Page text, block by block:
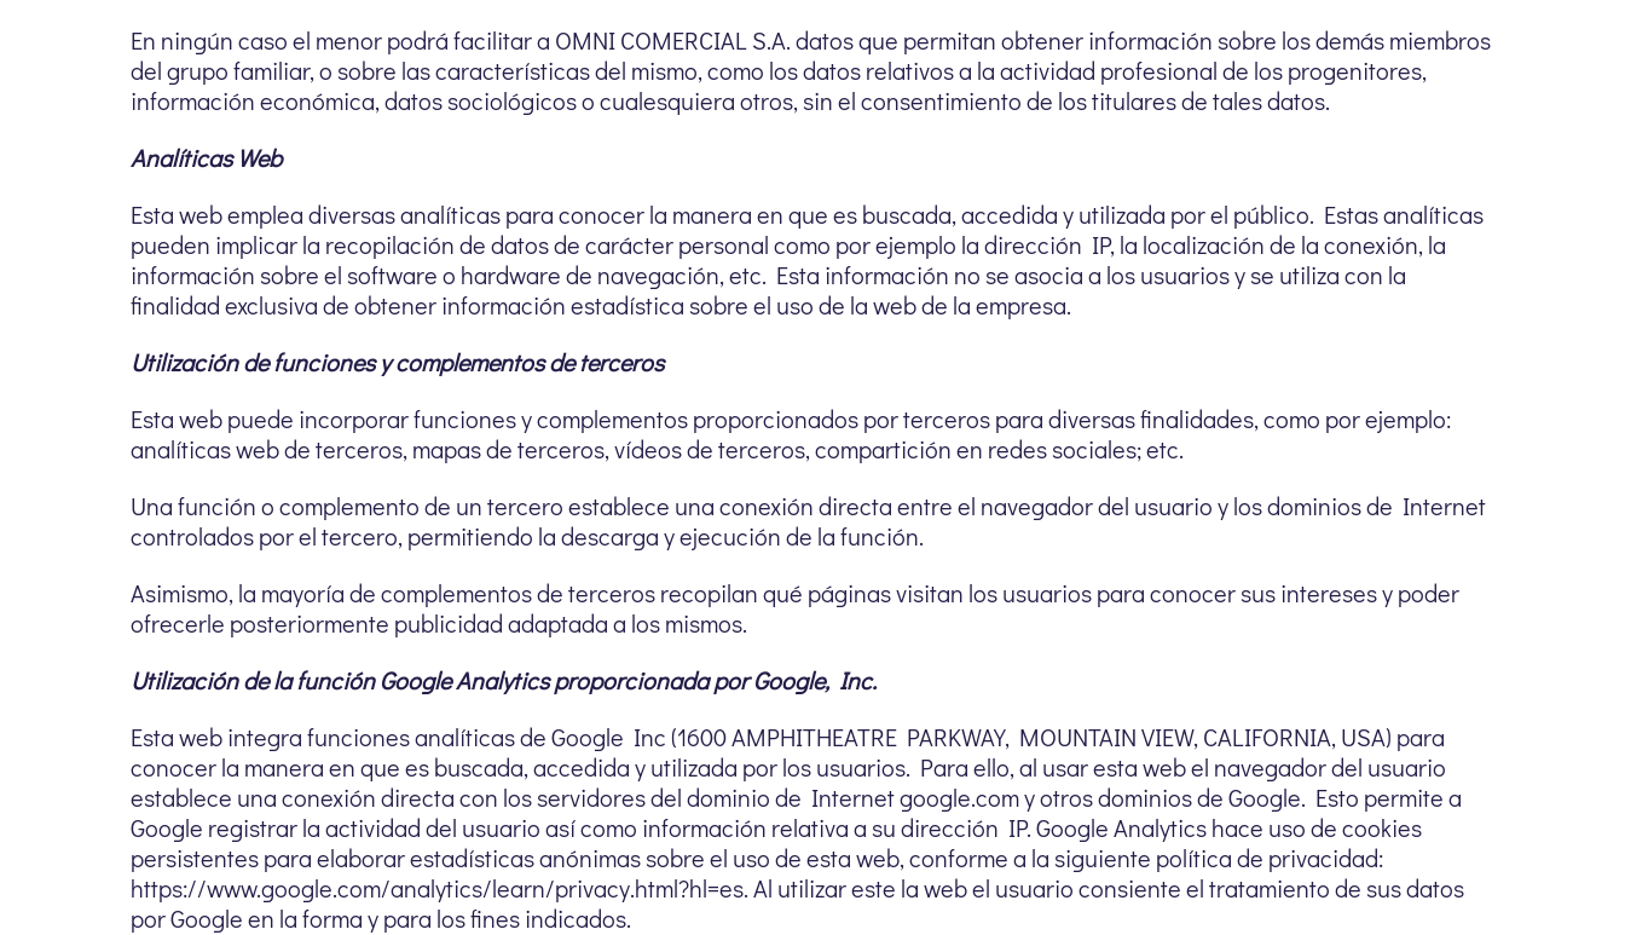
En ningún caso el menor podrá facilitar a OMNI COMERCIAL S.A. datos que permitan obtener información sobre los demás miembros
del grupo familiar, o sobre las características del mismo, como los datos relativos a la actividad profesional de los progenitores,
información económica, datos sociológicos o cualesquiera otros, sin el consentimiento de los titulares de tales datos.
Analíticas Web
Esta web emplea diversas analíticas para conocer la manera en que es buscada, accedida y utilizada por el público. Estas analíticas
pueden implicar la recopilación de datos de carácter personal como por ejemplo la dirección IP, la localización de la conexión, la
información sobre el software o hardware de navegación, etc. Esta información no se asocia a los usuarios y se utiliza con la
finalidad exclusiva de obtener información estadística sobre el uso de la web de la empresa.
Utilización de funciones y complementos de terceros
Esta web puede incorporar funciones y complementos proporcionados por terceros para diversas finalidades, como por ejemplo:
analíticas web de terceros, mapas de terceros, vídeos de terceros, compartición en redes sociales; etc.
Una función o complemento de un tercero establece una conexión directa entre el navegador del usuario y los dominios de Internet
controlados por el tercero, permitiendo la descarga y ejecución de la función.
Asimismo, la mayoría de complementos de terceros recopilan qué páginas visitan los usuarios para conocer sus intereses y poder
ofrecerle posteriormente publicidad adaptada a los mismos.
Utilización de la función Google Analytics proporcionada por Google, Inc.
Esta web integra funciones analíticas de Google Inc (1600 AMPHITHEATRE PARKWAY, MOUNTAIN VIEW, CALIFORNIA, USA) para
conocer la manera en que es buscada, accedida y utilizada por los usuarios. Para ello, al usar esta web el navegador del usuario
establece una conexión directa con los servidores del dominio de Internet google.com y otros dominios de Google. Esto permite a
Google registrar la actividad del usuario así como información relativa a su dirección IP. Google Analytics hace uso de cookies
persistentes para elaborar estadísticas anónimas sobre el uso de esta web, conforme a la siguiente política de privacidad:
https://www.google.com/analytics/learn/privacy.html?hl=es. Al utilizar este la web el usuario consiente el tratamiento de sus datos
por Google en la forma y para los fines indicados.